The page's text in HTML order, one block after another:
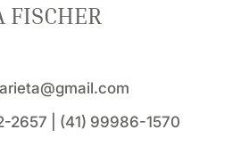
FISCHER
2657 | (41) 99986-1570